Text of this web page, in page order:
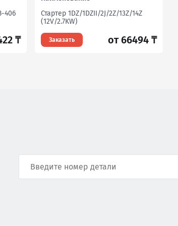
406
₸
Стартер 1DZ/1DZII/2J/2Z/13Z/14Z
(12V/2.7KW)
Заказать от 66494 ₸